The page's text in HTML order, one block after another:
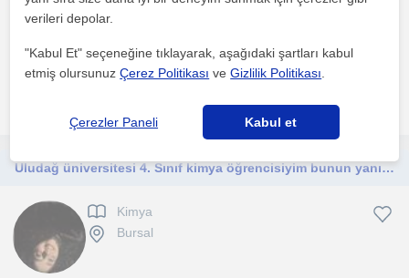
alanında yeterli görüyorum bireysel olarak her insan ile...
1. ders ücretsiz
Uludağ üniversitesi 4. Sınıf kimya öğrencisiyim bunun yanı sıra formasyon eğitimi almaktayım
Kimya
Bursal
verileri depolar.
"Kabul Et" seçeneğine tıklayarak, aşağıdaki şartları kabul
etmiş olursunuzÇerez Politikası veGizlilik Politikası
Çerezler Paneli Kabul et